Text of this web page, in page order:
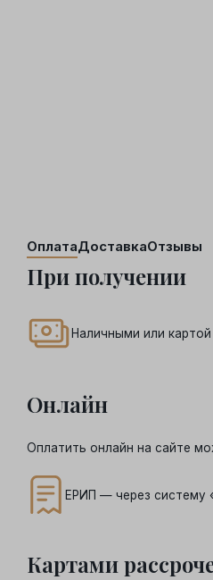
Оплата
При получении
Наличными или картой
Онлайн
Оплатить онлайн на сайте
ЕРИП — через систему
Картами
ДоставкаОтзывы